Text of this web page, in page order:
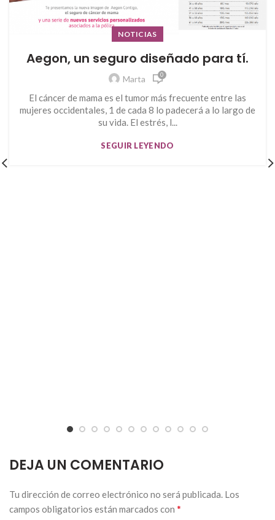
NOTICIAS
Aegon, un seguro diseñado para tí.
Marta 0
El cáncer de mama es el tumor más frecuente entre las
mujeres occidentales, 1 de cada 8 lo padecerá a lo largo de
su vida. El estrés, l...
SEGUIR LEYENDO
DEJA UN COMENTARIO
Tu dirección de correo electrónico no será publicada. Los
campos obligatorios están marcados con *